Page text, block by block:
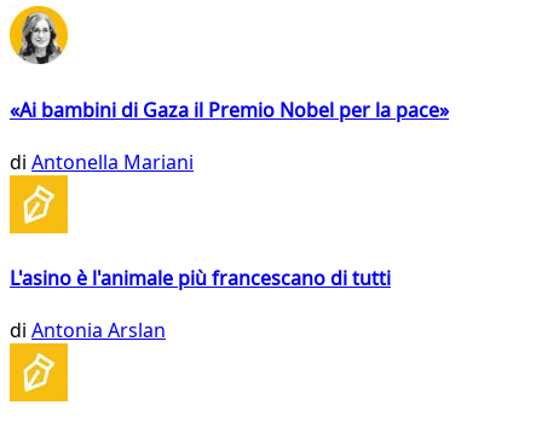
«Ai bambini di Gaza il Premio Nobel per la pace»
di Antonella Mariani
L'asino è l'animale più francescano di tutti
di Antonia Arslan